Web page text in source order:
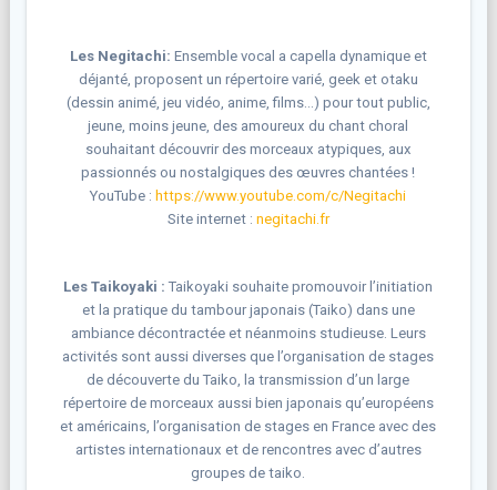
Les Negitachi: Ensemble vocal a capella dynamique et
déjanté, proposent un répertoire varié, geek et otaku
(dessin animé, jeu vidéo, anime, films…) pour tout public,
jeune, moins jeune, des amoureux du chant choral
souhaitant découvrir des morceaux atypiques, aux
passionnés ou nostalgiques des œuvres chantées !
YouTube :https://www.youtube.com/c/Negitachi
Site internet : negitachi.fr
Les Taikoyaki : Taikoyaki souhaite promouvoir l’initiation
et la pratique du tambour japonais (Taiko) dans une
ambiance décontractée et néanmoins studieuse. Leurs
activités sont aussi diverses que l’organisation de stages
de découverte du Taiko, la transmission d’un large
répertoire de morceaux aussi bien japonais qu’européens
et américains, l’organisation de stages en France avec des
artistes internationaux et de rencontres avec d’autres
groupes de taiko.